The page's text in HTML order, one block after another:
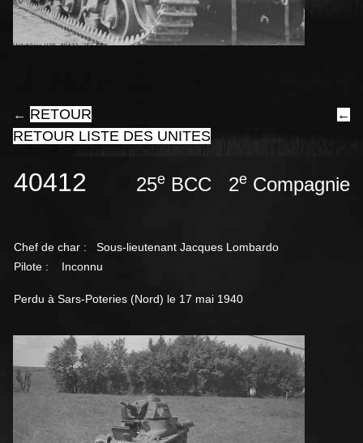
← RETOUR ←
RETOUR LISTE DES UNITES
40412 25e BCC 2e Compagnie
Chef de char :
Sous-lieutenant Jacques Lombardo
Pilote : Inconnu
Perdu à Sars-Poteries (Nord) le 17 mai 1940